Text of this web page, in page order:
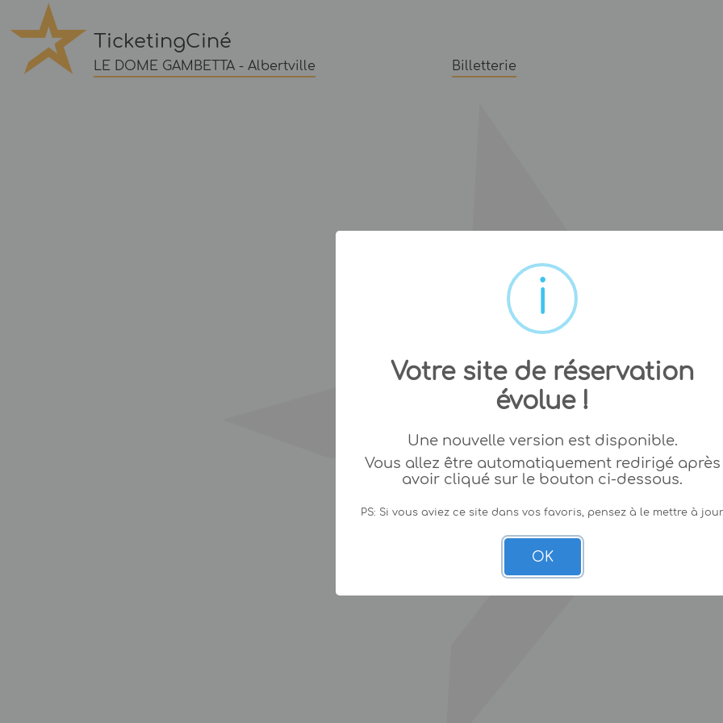
TicketingCiné
LE DOME GAMBETTA - Albertville Billetterie
Votre site de réservation
évolue !
Une nouvelle version est disponible.
Vous allez être automatiquement redirigé après
avoir cliqué sur le bouton ci-dessous.
PS: Si vous aviez ce site dans vos favoris, pensez à le mettre à
OK